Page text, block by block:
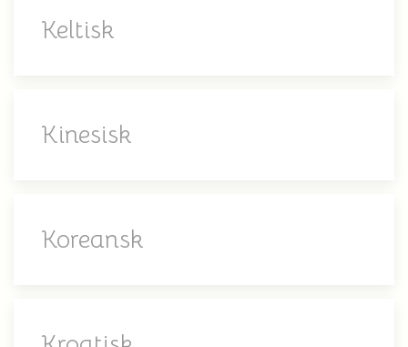
Keltisk
Kinesisk
Koreansk